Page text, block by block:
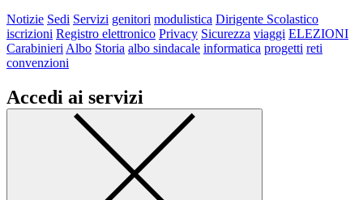
Notizie Sedi Servizi genitori modulistica Dirigente Scolastico
iscrizioni Registro elettronico Privacy Sicurezza viaggi ELEZIONI
Carabinieri Albo Storia albo sindacale informatica progetti reti
convenzioni
Accedi ai servizi